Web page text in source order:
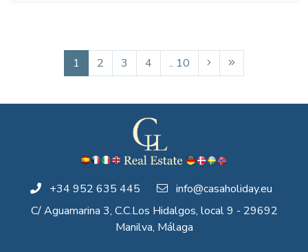
1 2 3 4 .. 10
+34 952 635 445
info@casaholiday.eu
C/ Aguamarina 3, C.C.Los Hidalgos, local 9 - 29692
Manilva, Málaga